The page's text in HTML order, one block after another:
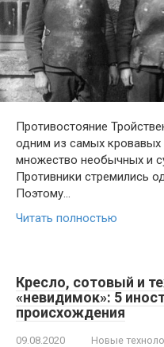
Противостояние
одним из самых кровавых
множество необычных и
Противники стремились
Поэтому…
Читать полностью
Кресло, сотовый и
«невидимок»: 5
происхождения
09.08.2020 Новые